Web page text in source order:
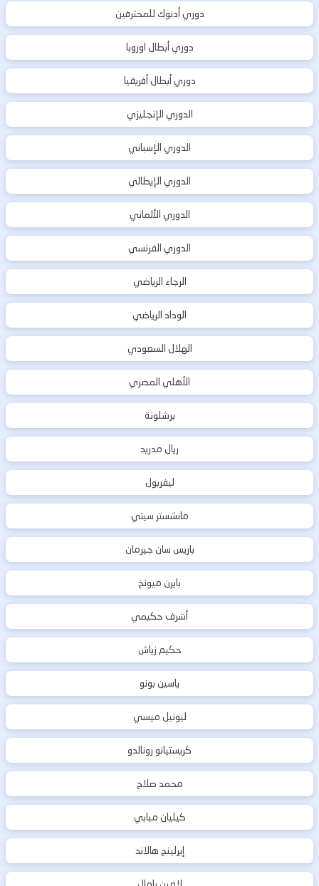
دوري أدنوك للمحترفين
دوري أبطال اوروبا
دوري أبطال أفريقيا
الدوري الإنجليزي
الدوري الإسباني
الدوري الإيطالي
الدوري الألماني
الدوري الفرنسي
الرجاء الرياضي
الوداد الرياضي
الهلال السعودي
الأهلي المصري
برشلونة
ريال مدريد
ليفربول
مانشستر سيتي
باريس سان جيرمان
بايرن ميونخ
أشرف حكيمي
حكيم زياش
ياسين بونو
ليونيل ميسي
كريستيانو رونالدو
محمد صلاح
كيليان مبابي
إيرلينج هالاند